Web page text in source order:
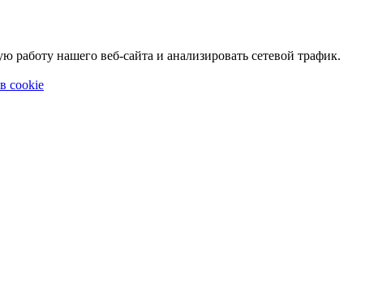
нашего веб-сайта и анализировать сетевой трафик.
cookie